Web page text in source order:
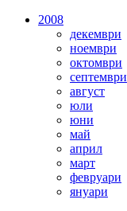
2008
декември
ноември
октомври
септември
август
юли
юни
май
април
март
февруари
януари